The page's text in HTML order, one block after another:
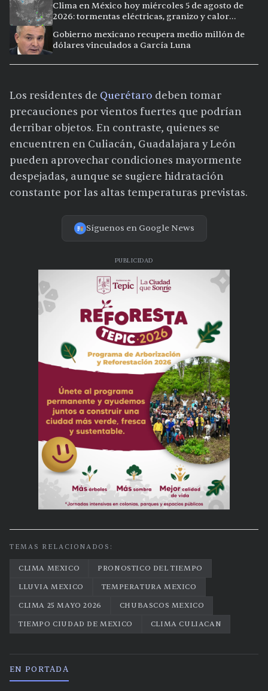
Clima en México hoy miércoles 5 de agosto de
2026: tormentas eléctricas, granizo y calor
Gobierno mexicano recupera medio millón de
dólares vinculados a García Luna
Los residentes de Querétaro deben tomar
precauciones por vientos fuertes que podrían
derribar objetos. En contraste, quienes se
encuentren en Culiacán, Guadalajara y León
pueden aprovechar condiciones mayormente
despejadas, aunque se sugiere hidratación
constante por las altas temperaturas previstas.
Síguenos en Google News
PUBLICIDAD
TEMAS RELACIONADOS:
CLIMA MEXICO
PRONOSTICO DEL TIEMPO
LLUVIA MEXICO
TEMPERATURA MEXICO
CLIMA 25 MAYO 2026
CHUBASCOS MEXICO
TIEMPO CIUDAD DE MEXICO
CLIMA CULIACAN
EN PORTADA